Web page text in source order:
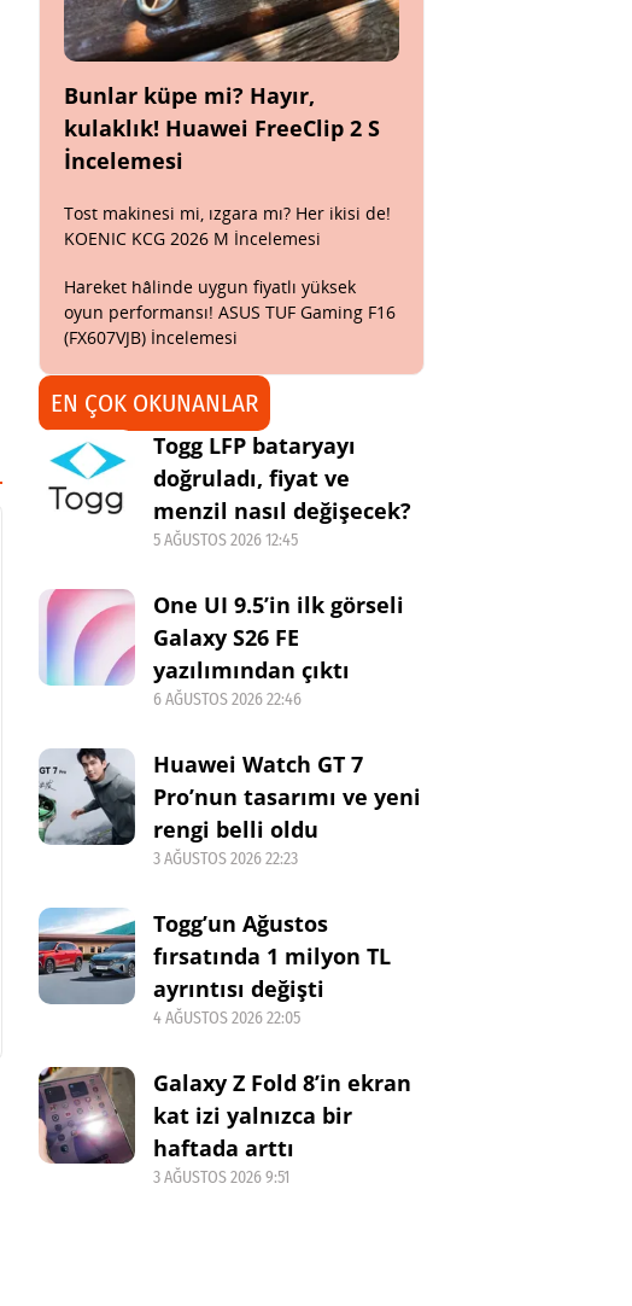
Bunlar küpe mi? Hayır,
kulaklık! Huawei FreeClip 2 S
İncelemesi
Tost makinesi mi, ızgara mı? Her ikisi de!
KOENIC KCG 2026 M İncelemesi
Hareket hâlinde uygun fiyatlı yüksek
oyun performansı! ASUS TUF Gaming F16
(FX607VJB) İncelemesi
EN ÇOK OKUNANLAR
Togg LFP bataryayı
doğruladı, fiyat ve
menzil nasıl değişecek?
5 AĞUSTOS 2026 12:45
One UI 9.5’in ilk görseli
Galaxy S26 FE
yazılımından çıktı
6 AĞUSTOS 2026 22:46
Huawei Watch GT 7
Pro’nun tasarımı ve yeni
rengi belli oldu
3 AĞUSTOS 2026 22:23
Togg’un Ağustos
fırsatında 1 milyon TL
ayrıntısı değişti
4 AĞUSTOS 2026 22:05
Galaxy Z Fold 8’in ekran
kat izi yalnızca bir
haftada arttı
3 AĞUSTOS 2026 9:51